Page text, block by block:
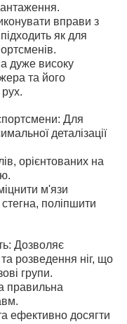
вправи з
як для
дуже високу
та його
Для
деталізації
орієнтованих на
м'язи
поліпшити
Дозволяє
розведення ніг, що
групи.
правильна
ефективно досягти